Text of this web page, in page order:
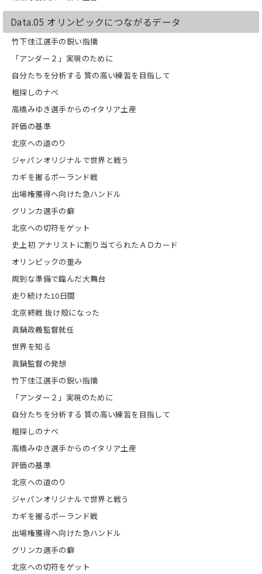
Data.05 オリンピックにつながるデータ
竹下佳江選手の鋭い指摘
「アンダー２」実現のために
自分たちを分析する 質の高い練習を目指して
粗探しのナベ
高橋みゆき選手からのイタリア土産
評価の基準
北京への道のり
ジャパンオリジナルで世界と戦う
カギを握るポーランド戦
出場権獲得へ向けた急ハンドル
グリンカ選手の癖
北京への切符をゲット
史上初 アナリストに割り当てられたＡＤカード
オリンピックの重み
周到な準備で臨んだ大舞台
走り続けた10日間
北京終戦 抜け殻になった
眞鍋政義監督就任
世界を知る
眞鍋監督の発想
竹下佳江選手の鋭い指摘
「アンダー２」実現のために
自分たちを分析する 質の高い練習を目指して
粗探しのナベ
高橋みゆき選手からのイタリア土産
評価の基準
北京への道のり
ジャパンオリジナルで世界と戦う
カギを握るポーランド戦
出場権獲得へ向けた急ハンドル
グリンカ選手の癖
北京への切符をゲット